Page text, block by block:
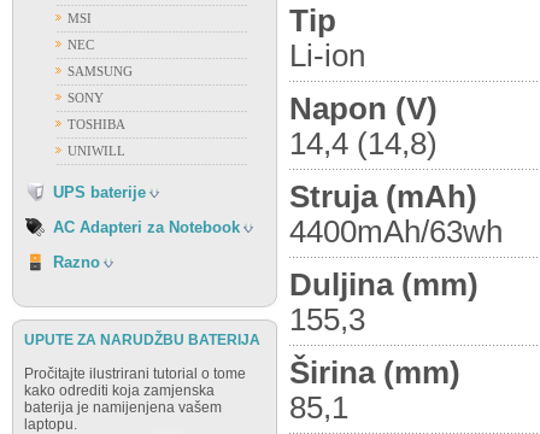
MSI
NEC
SAMSUNG
SONY
TOSHIBA
UNIWILL
UPS baterije
FIAMM
FIRST POWER
OSTALI PROIZVOĐAČI
VISION
AC Adapteri za Notebook
FUJITSU
GATEWAY
HP
IBM
LENOVO
NEC
SAMSUNG
SONY
TOSHIBA
Razno
UPUTE ZA NARUDŽBU BATERIJA
Pročitajte ilustrirani tutorial o tome
kako odrediti koja zamjenska
baterija je namijenjena vašem
laptopu.
Tip
Li-ion
Napon (V)
14,4 (14,8)
Struja (mAh)
4400mAh/63wh
Duljina (mm)
155,3
Širina (mm)
85,1